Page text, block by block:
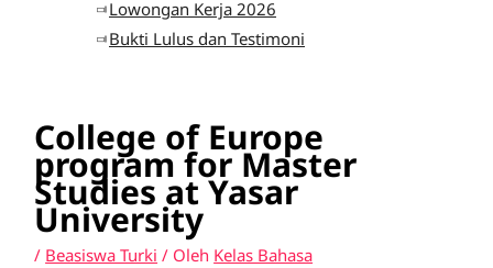
Lowongan Kerja 2026
Bukti Lulus dan Testimoni
College of Europe
program for Master
Studies at Yasar
University
/ Beasiswa Turki / Oleh Kelas Bahasa